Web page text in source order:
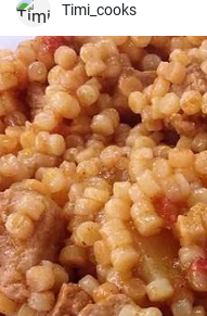
Timi_cooks